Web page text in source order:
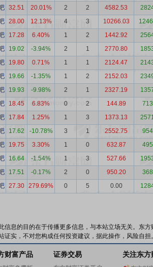
32.51 20.01% 2 2 4582.53
28.00 12.13% 4 3 10266.03
17.28 6.40% 1 2 1442.92
19.02 -3.94% 2 1 2770.80
19.80 0.71% 1 1 2124.47
19.66 -1.35% 1 2 2152.03
19.93 -9.98% 2 1 2327.19
18.45 6.83% 0 2 144.89
17.84 1.25% 1 3 1373.13
17.62 -10.78% 3 1 2552.75
19.75 3.30% 1 0 632.87
16.64 -1.54% 1 3 527.66
17.51 -0.17% 2 0 950.20
27.30 279.69% 0 5 0.00
信息的目的在于传播更多信息，与本站立场无关。东
证实，不对您构成任何投资建议，据此操作，风险自担